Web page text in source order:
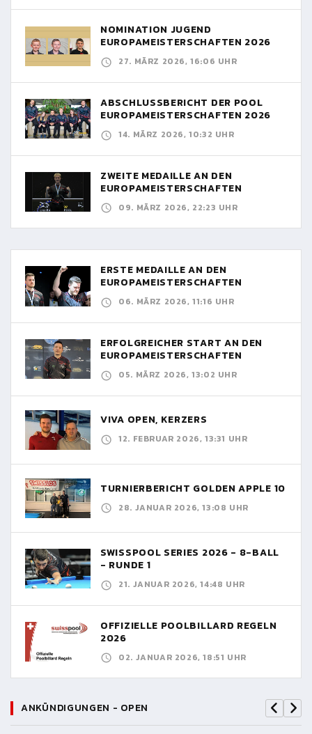
NOMINATION JUGEND
EUROPAMEISTERSCHAFTEN 2026
27. MÄRZ 2026, 16:06 UHR
ABSCHLUSSBERICHT DER POOL
EUROPAMEISTERSCHAFTEN 2026
14. MÄRZ 2026, 10:32 UHR
ZWEITE MEDAILLE AN DEN
EUROPAMEISTERSCHAFTEN
09. MÄRZ 2026, 22:23 UHR
ERSTE MEDAILLE AN DEN
EUROPAMEISTERSCHAFTEN
06. MÄRZ 2026, 11:16 UHR
ERFOLGREICHER START AN DEN
EUROPAMEISTERSCHAFTEN
05. MÄRZ 2026, 13:02 UHR
VIVA OPEN, KERZERS
12. FEBRUAR 2026, 13:31 UHR
TURNIERBERICHT GOLDEN APPLE 10
28. JANUAR 2026, 13:08 UHR
SWISSPOOL SERIES 2026 - 8-BALL
- RUNDE 1
21. JANUAR 2026, 14:48 UHR
OFFIZIELLE POOLBILLARD REGELN
2026
02. JANUAR 2026, 18:51 UHR
ANKÜNDIGUNGEN - OPEN